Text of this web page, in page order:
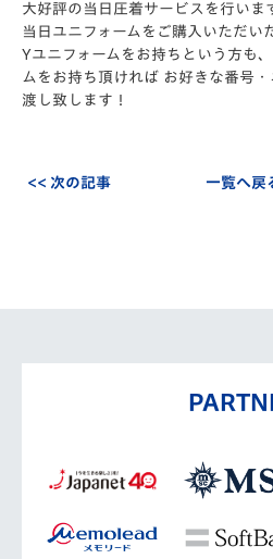
大好評の当日圧着サービスを行いま
当日ユニフォームをご購入いただい
Yユニフォームをお持ちという方も
ムをお持ち頂ければ お好きな番号
渡し致します！
<< 次の記事 一覧へ戻